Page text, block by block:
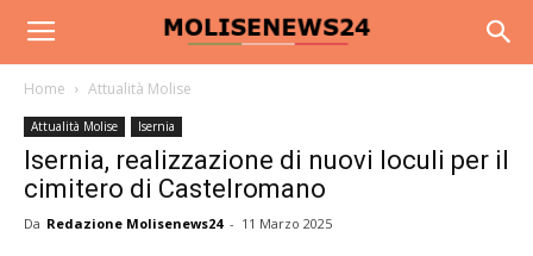
Home Attualità Molise
Attualità Molise Isernia
Isernia, realizzazione di nuovi loculi per il
cimitero di Castelromano
Da Redazione Molisenews24 - 11 Marzo 2025